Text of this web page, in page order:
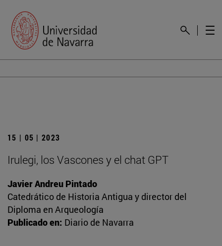
15 | 05 | 2023
Irulegi, los Vascones y el chat GPT
Javier Andreu Pintado
Catedrático de Historia Antigua y director del
Diploma en Arqueología
Publicado en: Diario de Navarra